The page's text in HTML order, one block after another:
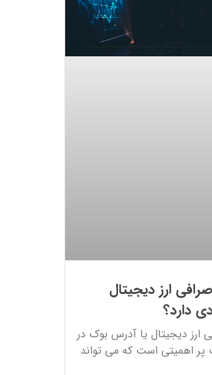
ارز دیجیتال
دارد؟
ارز دیجیتال یا آدرس بوک در
اهمیتی است که می تواند